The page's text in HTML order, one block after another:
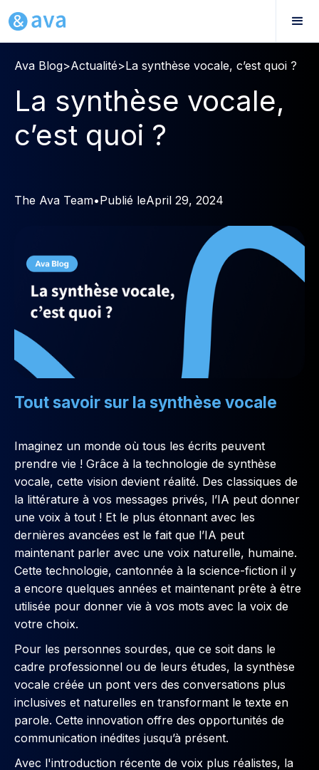
Ava Blog>Actualité>La synthèse vocale, c’est quoi ?
La synthèse vocale,
c’est quoi ?
The Ava Team•Publié leApril 29, 2024
Tout savoir sur la synthèse vocale
Imaginez un monde où tous les écrits peuvent
prendre vie ! Grâce à la technologie de synthèse
vocale, cette vision devient réalité. Des classiques de
la littérature à vos messages privés, l’IA peut donner
une voix à tout ! Et le plus étonnant avec les
dernières avancées est le fait que l’IA peut
maintenant parler avec une voix naturelle, humaine.
Cette technologie, cantonnée à la science-fiction il y
a encore quelques années et maintenant prête à être
utilisée pour donner vie à vos mots avec la voix de
votre choix.
Pour les personnes sourdes, que ce soit dans le
cadre professionnel ou de leurs études, la synthèse
vocale créée un pont vers des conversations plus
inclusives et naturelles en transformant le texte en
parole. Cette innovation offre des opportunités de
communication inédites jusqu’à présent.
Avec l'introduction récente de voix plus réalistes, la